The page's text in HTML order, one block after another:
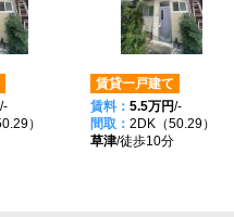
/-
）
賃貸一戸建て
賃料： 5.5万円/-
間取： 2DK（50.29）
草津/徒歩10分